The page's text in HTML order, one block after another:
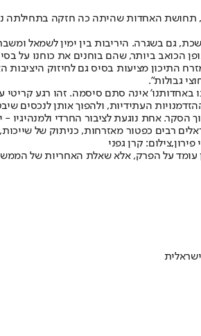
גם בשגרה. היריבות בין ימין לשמאל
הכואב ביותר, שהם בוחנים את כוחנו על
התיכון מציעות בסיס גם לחיזוק
גבולות".
באחדותנו' אינה סתם סיסמה. זהו רגע
העתידיות, ולהפוך אותן לנכסים
הסקר. אחת נוגעת לציבור החרדי
רבים כפטור מאזרחות, כניתוק של
קרן גפני
על הפרק, אלא שאלת האחריות של